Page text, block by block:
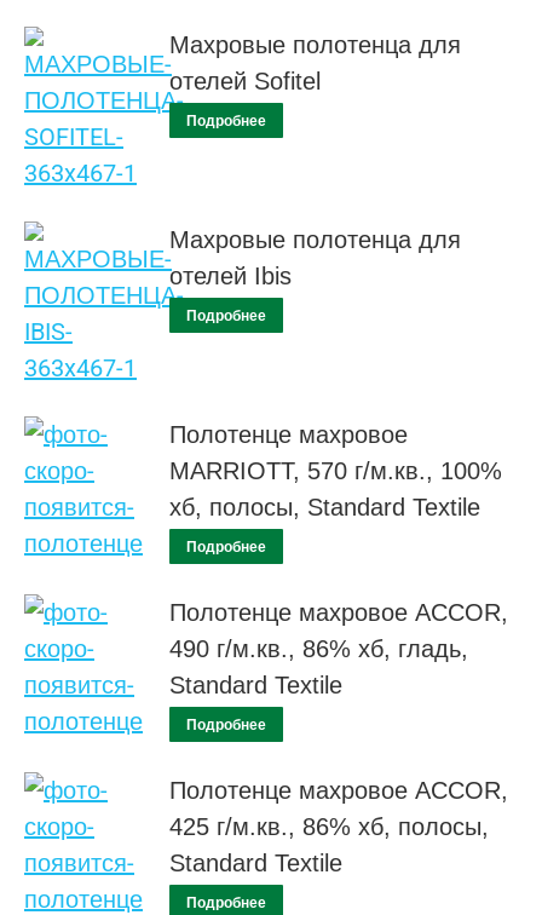
Махровые полотенца для
отелей Sofitel
Подробнее
Махровые полотенца для
отелей Ibis
Подробнее
Полотенце махровое
MARRIOTT, 570 г/м.кв., 100%
хб, полосы, Standard Textile
Подробнее
Полотенце махровое ACCOR,
490 г/м.кв., 86% хб, гладь,
Standard Textile
Подробнее
Полотенце махровое ACCOR,
425 г/м.кв., 86% хб, полосы,
Standard Textile
Подробнее